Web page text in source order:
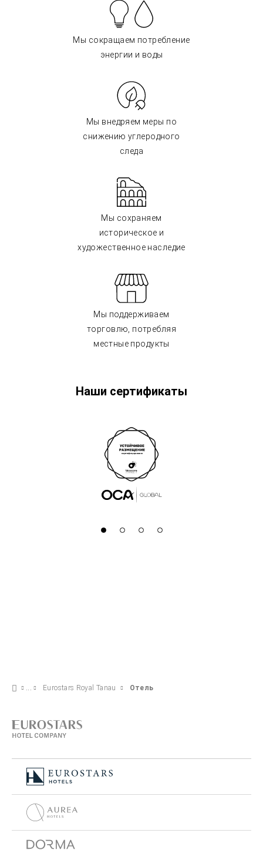
Мы сокращаем потребление
энергии и воды
Мы внедряем меры по
снижению углеродного
следа
Мы сохраняем
историческое и
художественное наследие
Мы поддерживаем
торговлю, потребляя
местные продукты
Наши сертификаты
Eurostars Royal Tanau Отель